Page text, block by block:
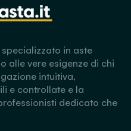
in aste
alle vere esigenze di chi
intuitiva,
e controllate e la
dedicato che